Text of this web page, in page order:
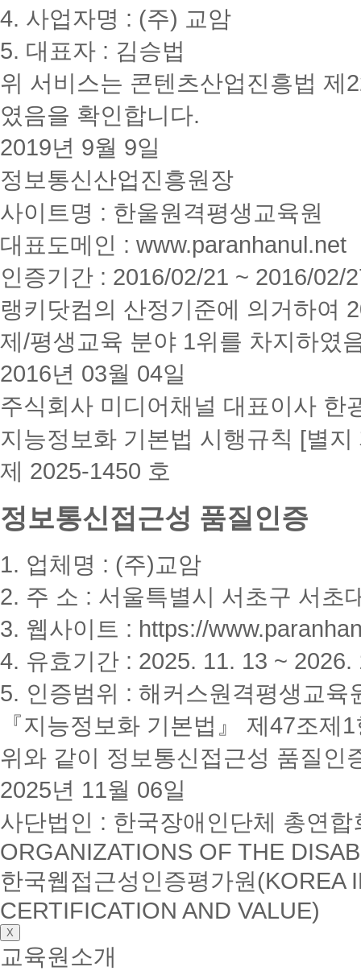
4. 사업자명 : (주) 교암
5. 대표자 : 김승법
위 서비스는 콘텐츠산업진흥법 제
였음을 확인합니다.
2019년 9월 9일
정보통신산업진흥원장
사이트명 : 한울원격평생교육원
대표도메인 : www.paranhanul.net
인증기간 : 2016/02/21 ~ 2016/02/
랭키닷컴의 산정기준에 의거하여
제/평생교육 분야 1위를 차지하였
2016년 03월 04일
주식회사 미디어채널 대표이사 한
지능정보화 기본법 시행규칙 [별지
제 2025-1450 호
정보통신접근성 품질인증
1. 업체명 : (주)교암
2. 주 소 : 서울특별시 서초구 서초
3. 웹사이트 : https://
4. 유효기간 : 2025. 11. 13 ~ 2026.
5. 인증범위 : 해커스원격평생교육
『지능정보화 기본법』 제47조
위와 같이 정보통신접근성 품질인
2025년 11월 06일
사단법인 : 한국장애인단체 총연
ORGANIZATIONS OF THE
한국웹접근성인증평가원(KOREA
CERTIFICATION AND VALUE)
X
교육원소개